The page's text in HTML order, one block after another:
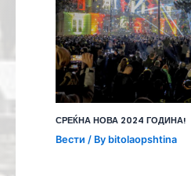
СРЕЌНА НОВА 2024 ГОДИНА!
Вести / By bitolaopshtina